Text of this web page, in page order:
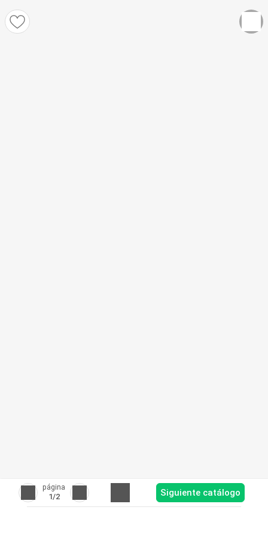
página
1/2 Siguiente catálogo